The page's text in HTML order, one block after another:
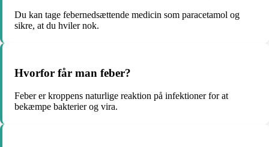
Du kan tage febernedsættende medicin som paracetamol og
sikre, at du hviler nok.
Hvorfor får man feber?
Feber er kroppens naturlige reaktion på infektioner for at
bekæmpe bakterier og vira.